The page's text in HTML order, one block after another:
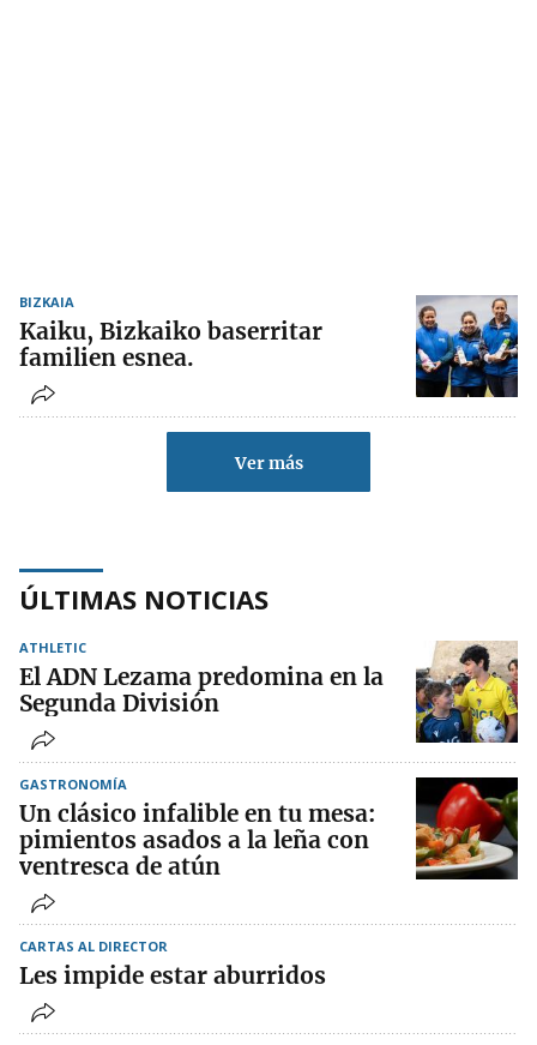
BIZKAIA
Kaiku, Bizkaiko baserritar
familien esnea.
Ver más
ÚLTIMAS NOTICIAS
ATHLETIC
El ADN Lezama predomina en la
Segunda División
GASTRONOMÍA
Un clásico infalible en tu mesa:
pimientos asados a la leña con
ventresca de atún
CARTAS AL DIRECTOR
Les impide estar aburridos